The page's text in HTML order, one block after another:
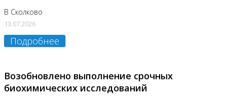
В Сколково
13.07.2026
Подробнее
Возобновлено выполнение срочных
биохимических исследований